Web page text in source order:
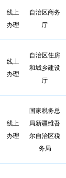
线上
办理
自治区商务
厅
线上
办理
自治区住房
和城乡建设
厅
线上
办理
国家税务总
局新疆维吾
尔自治区税
务局